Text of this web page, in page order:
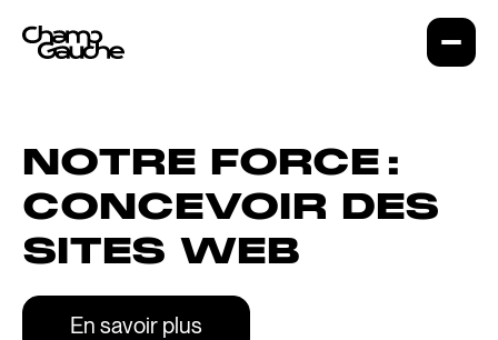
NOTRE FORCE :
CONCEVOIR DES
SITES WEB
En savoir plus